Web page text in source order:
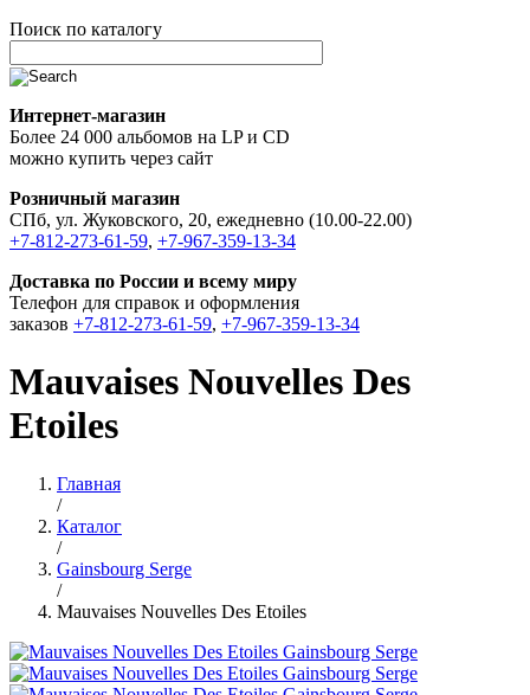
Поиск по каталогу
Интернет-магазин
Более 24 000 альбомов на LP и CD
можно купить через сайт
Розничный магазин
СПб, ул. Жуковского, 20, ежедневно (10.00-22.00)
+7-812-273-61-59, +7-967-359-13-34
Доставка по России и всему миру
Телефон для справок и оформления
заказов +7-812-273-61-59, +7-967-359-13-34
Mauvaises Nouvelles Des
Etoiles
Главная
/
Каталог
/
Gainsbourg Serge
/
Mauvaises Nouvelles Des Etoiles